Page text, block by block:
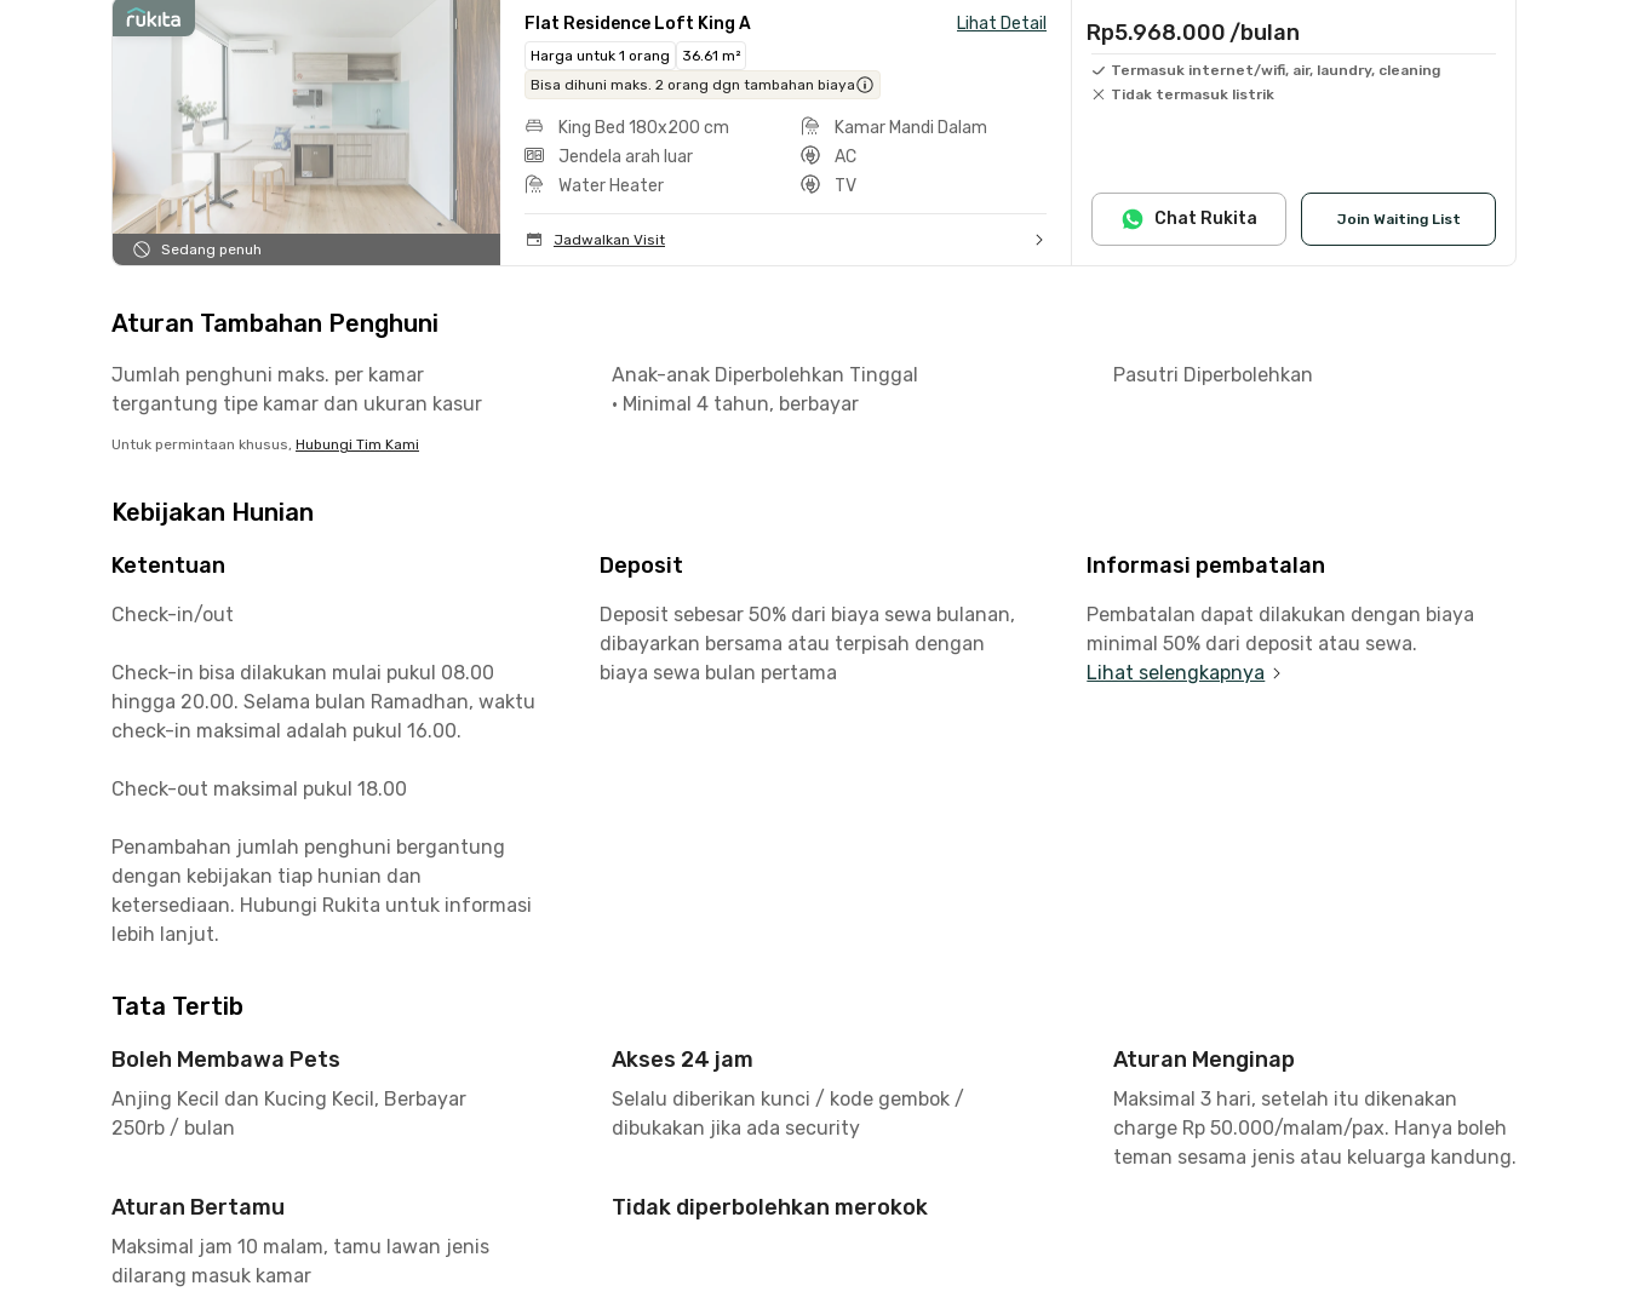
Sedang penuh
Flat Residence Loft King A Lihat Detail
Harga untuk 1 orang
36.61 m²
Bisa dihuni maks. 2 orang dgn tambahan biaya
King Bed 180x200 cm
Kamar Mandi Dalam
Jendela arah luar
AC
Water Heater
TV
Jadwalkan Visit
Rp5.968.000 /bulan
Termasuk internet/wifi, air, laundry, cleaning
Tidak termasuk listrik
Join Waiting List
Chat Rukita
Aturan Tambahan Penghuni
Jumlah penghuni maks. per kamar
tergantung tipe kamar dan ukuran kasur
Anak-anak Diperbolehkan Tinggal
• Minimal 4 tahun, berbayar
Pasutri Diperbolehkan
Untuk permintaan khusus, Hubungi Tim Kami
Kebijakan Hunian
Ketentuan
Check-in/out
Check-in bisa dilakukan mulai pukul 08.00
hingga 20.00. Selama bulan Ramadhan, waktu
check-in maksimal adalah pukul 16.00.
Check-out maksimal pukul 18.00
Penambahan jumlah penghuni bergantung
dengan kebijakan tiap hunian dan
ketersediaan. Hubungi Rukita untuk informasi
lebih lanjut.
Deposit
Deposit sebesar 50% dari biaya sewa bulanan,
dibayarkan bersama atau terpisah dengan
biaya sewa bulan pertama
Informasi pembatalan
Pembatalan dapat dilakukan dengan biaya
minimal 50% dari deposit atau sewa.
Lihat selengkapnya
Tata Tertib
Boleh Membawa Pets
Anjing Kecil dan Kucing Kecil, Berbayar
250rb / bulan
Akses 24 jam
Selalu diberikan kunci / kode gembok /
dibukakan jika ada security
Aturan Menginap
Maksimal 3 hari, setelah itu dikenakan
charge Rp 50.000/malam/pax. Hanya boleh
teman sesama jenis atau keluarga kandung.
Aturan Bertamu
Maksimal jam 10 malam, tamu lawan jenis
dilarang masuk kamar
Tidak diperbolehkan merokok